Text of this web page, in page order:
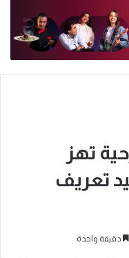
تهز
تعريف
دقيقة واحدة